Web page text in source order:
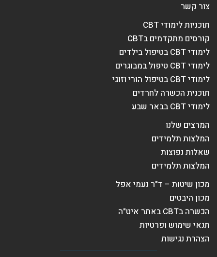
צור קשר
תוכניות לימודי CBT
קורסים מתקדמים בCBT
לימודי CBT בטיפול בילדים
לימודי CBT טיפול במבוגרים
לימודי CBT בטיפול הורי וזוגי
תוכנית הכשרה לחרדים
לימודי CBT בבאר שבע
המרצים שלנו
המלצות תלמידים
שאלות נפוצות
המלצות תלמידים
מכון שיטות – ד"ר נעמי אפל
מכון היבטים
הכשרה בCBT באתר איט"ה
תנאי שימוש ופרטיות
הצהרת נגישות